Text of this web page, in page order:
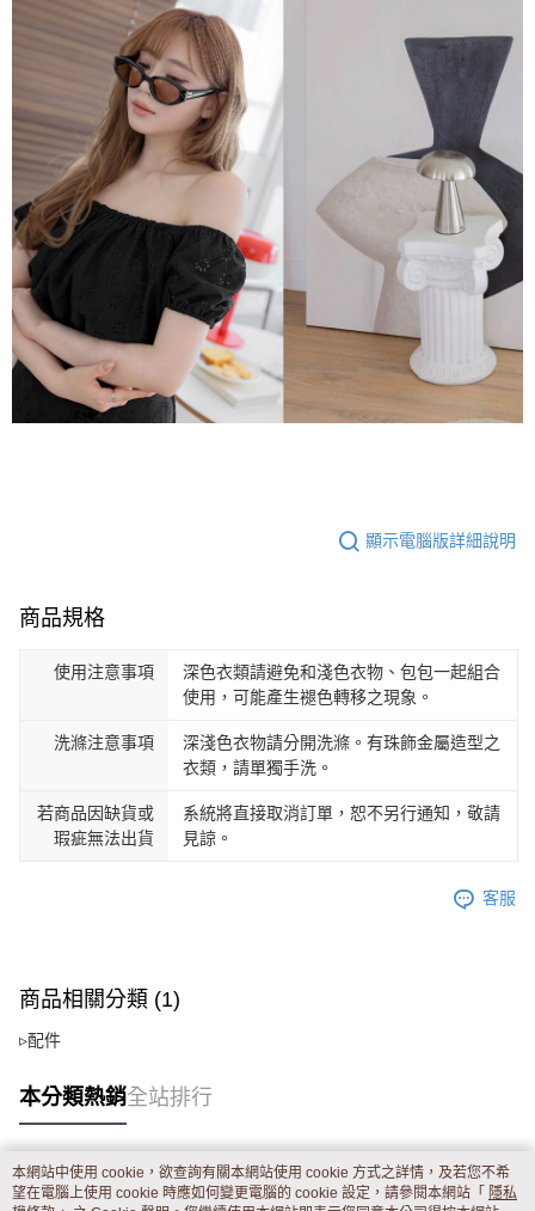
顯示電腦版詳細說明
商品規格
使用注意事項
深色衣類請避免和淺色衣物、包包一起組合
使用，可能產生褪色轉移之現象。
洗滌注意事項
深淺色衣物請分開洗滌。有珠飾金屬造型之
衣類，請單獨手洗。
若商品因缺貨或
瑕疵無法出貨
系統將直接取消訂單，恕不另行通知，敬請
見諒。
客服
商品相關分類 (1)
▹配件
本分類熱銷全站排行
熱門標籤
本網站中使用 cookie，欲查詢有關本網站使用 cookie 方式之詳情，及若您不希
望在電腦上使用 cookie 時應如何變更電腦的 cookie 設定，請參閱本網站「 隱私